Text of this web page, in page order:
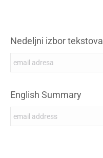
Nedeljni izbor tekstova
English Summary